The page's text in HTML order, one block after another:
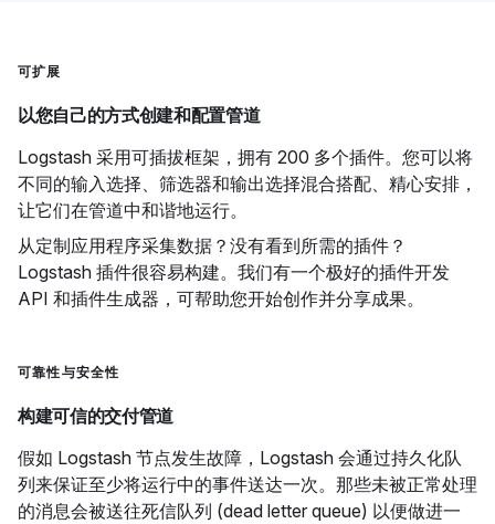
可扩展
以您自己的方式创建和配置管道
Logstash 采用可插拔框架，拥有 200 多个插件。您可以将
不同的输入选择、筛选器和输出选择混合搭配、精心安排，
让它们在管道中和谐地运行。
从定制应用程序采集数据？没有看到所需的插件？
Logstash 插件很容易构建。我们有一个极好的插件开发
API 和插件生成器，可帮助您开始创作并分享成果。
可靠性与安全性
构建可信的交付管道
假如 Logstash 节点发生故障，Logstash 会通过持久化队
列来保证至少将运行中的事件送达一次。那些未被正常处理
的消息会被送往死信队列 (dead letter queue) 以便做进一